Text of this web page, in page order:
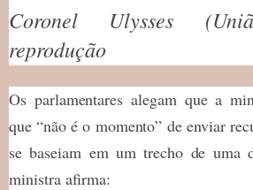
Coronel Ulysses
reprodução
Os parlamentares alegam que a
que “não é o momento” de enviar
se baseiam em um trecho de uma
ministra afirma: